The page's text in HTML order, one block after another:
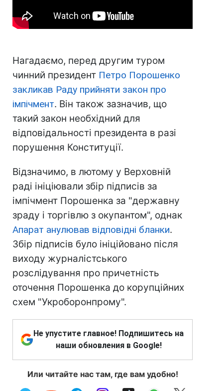
Нагадаємо, перед другим туром
чинний президент Петро Порошенко
закликав Раду прийняти закон про
імпічмент. Він також зазначив, що
такий закон необхідний для
відповідальності президента в разі
порушення Конституції.
Відзначимо, в лютому у Верховній
раді ініціювали збір підписів за
імпічмент Порошенка за "державну
зраду і торгівлю з окупантом", однак
Апарат анулював відповідні бланки.
Збір підписів було ініційовано після
виходу журналістського
розслідування про причетність
оточення Порошенка до корупційних
схем "Укроборонпрому".
Не упустите главное! Подпишитесь на
наши обновления в Google!
Или читайте нас там, где вам удобно!